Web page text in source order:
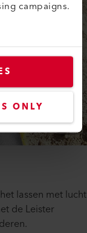
campaigns.
ONLY
lassen met lucht
de Leister